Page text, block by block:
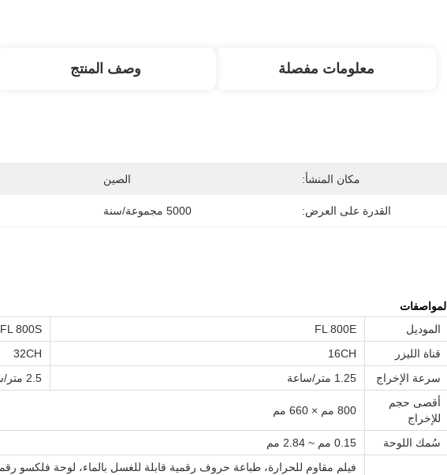
معلومات مفصلة وصف المنتج
مكان المنشأ: الصين
القدرة على العرض: 5000 مجموعة/سنة
المواصفات
الموديل
FL 800E
FL 800S
قناة الليزر
16CH
32CH
سرعة الإخراج
1.25 متر/ساعة
2.5 متر/ساعة
أقصى حجم
للإخراج
800 مم × 660 مم
سُمك اللوحة 0.15 مم ~ 2.84 مم
فيلم مقاوم للحرارة، طباعة حروف رقمية قابلة للغسل بالماء، لوحة فلكسو